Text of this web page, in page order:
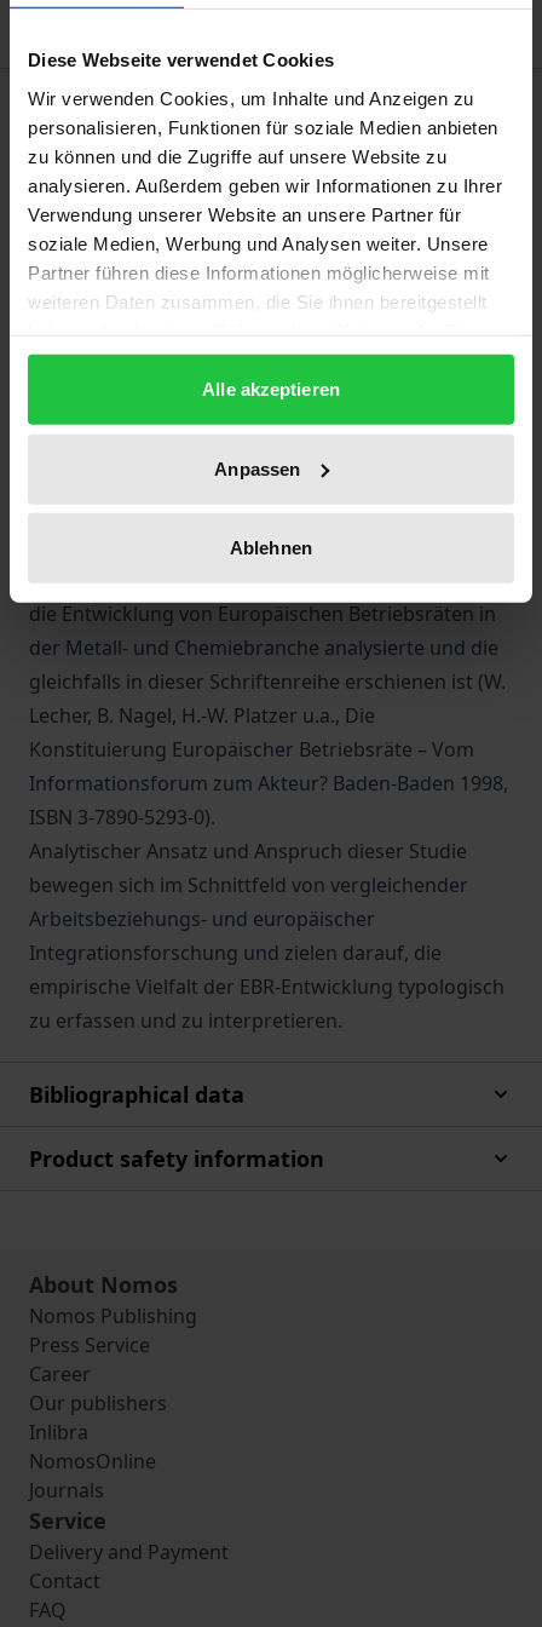
Diese Webseite verwendet Cookies
Wir verwenden Cookies, um Inhalte und Anzeigen zu
personalisieren, Funktionen für soziale Medien anbieten
zu können und die Zugriffe auf unsere Website zu
analysieren. Außerdem geben wir Informationen zu Ihrer
Verwendung unserer Website an unsere Partner für
soziale Medien, Werbung und Analysen weiter. Unsere
Partner führen diese Informationen möglicherweise mit
weiteren Daten zusammen, die Sie ihnen bereitgestellt
gesammelt haben.
Alle akzeptieren
Anpassen
Ablehnen
Description
Auf der Basis qualitativer, vergleichender
Fallanalysen von jeweils fünf Europäischen
Betriebsräten in den Branchen Banken,
Versicherungen und Lebensmittelindustrie und der
Analyse der sektoralen Bedingungen und
einen Beitrag zur empirischen
Arbeitsbeziehungen.
Unter einem erweiterten analytischen Blickwinkel
schließt diese Studie damit an eine Untersuchung
der Verfasser an, die in einem Vier-Ländervergleich
die Entwicklung von Europäischen Betriebsräten in
der Metall- und Chemiebranche analysierte und die
gleichfalls in dieser Schriftenreihe erschienen ist (W.
Lecher, B. Nagel, H.-W. Platzer u.a., Die
Konstituierung Europäischer Betriebsräte – Vom
Informationsforum zum Akteur? Baden-Baden 1998,
ISBN 3-7890-5293-0).
Analytischer Ansatz und Anspruch dieser Studie
bewegen sich im Schnittfeld von vergleichender
Arbeitsbeziehungs- und europäischer
Integrationsforschung und zielen darauf, die
empirische Vielfalt der EBR-Entwicklung typologisch
zu erfassen und zu interpretieren.
Bibliographical data
Product safety information
About Nomos
Nomos Publishing
Press Service
Career
Our publishers
Inlibra
NomosOnline
Journals
Service
Delivery and Payment
Contact
FAQ